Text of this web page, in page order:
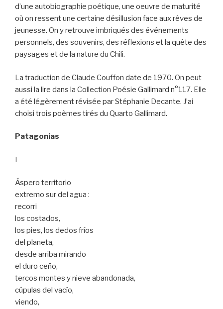
d’une autobiographie poétique, une oeuvre de maturité
où on ressent une certaine désillusion face aux rêves de
jeunesse. On y retrouve imbriqués des événements
personnels, des souvenirs, des réflexions et la quête des
paysages et de la nature du Chili.
La traduction de Claude Couffon date de 1970. On peut
aussi la lire dans la Collection Poésie Gallimard n°117. Elle
a été légèrement révisée par Stéphanie Decante. J’ai
choisi trois poèmes tirés du Quarto Gallimard.
Patagonias
I
Áspero territorio
extremo sur del agua :
recorri
los costados,
los pies, los dedos fríos
del planeta,
desde arriba mirando
el duro ceño,
tercos montes y nieve abandonada,
cúpulas del vacío,
viendo,